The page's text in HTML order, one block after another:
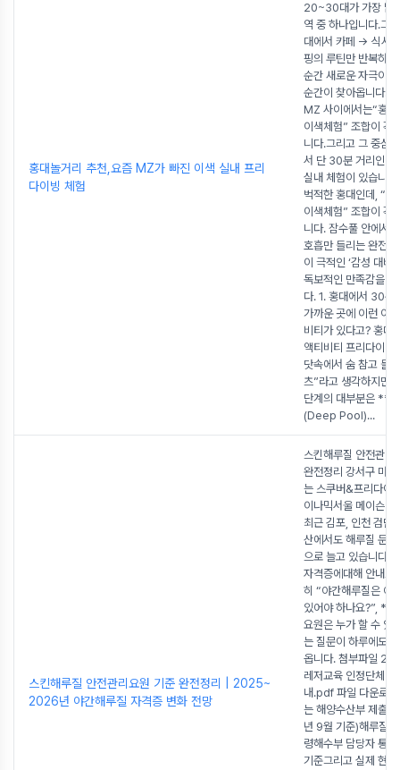
홍대놀거리 추천,요즘 MZ가 빠진 이색 실내 프리
다이빙 체험
20~30대가 가장 많
역 중 하나입니다.그
대에서 카페 → 식사
핑의 루틴만 반복하
순간 새로운 자극이
순간이 찾아옵니다.
MZ 사이에서는“홍
이색체험” 조합이 각
니다.그리고 그 중심
서 단 30분 거리인 프
실내 체험이 있습니
벅적한 홍대인데, “
이색체험” 조합이 각
니다. 잠수풀 안에서
호흡만 들리는 완전
이 극적인 ‘감성 대비
독보적인 만족감을
다. 1. 홍대에서 30
가까운 곳에 이런 이
비티가 있다고? 홍대
액티비티 프리다이빙
닷속에서 숨 참고 들
츠”라고 생각하지만
단계의 대부분은 **
(Deep Pool)...
스킨해루질 안전관리요원 기준 완전정리 | 2025~
2026년 야간해루질 자격증 변화 전망
스킨해루질 안전관리
완전정리 강서구 마
는 스쿠버&프리다이
이나믹서울 메이슨
최근 김포, 인천 검단
산에서도 해루질 문
으로 늘고 있습니다.
자격증에대해 안내드
히 “야간해루질은 어
있어야 하나요?”,
요원은 누가 할 수 있
는 질문이 하루에도
옵니다. 첨부파일
레저교육 인정단체별
내.pdf 파일 다운로
는 해양수산부 제출
년 9월 기준)해루질
령해수부 담당자 통
기준그리고 실제 현